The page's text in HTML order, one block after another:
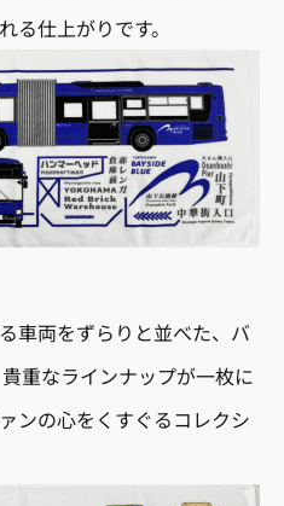
る仕上がりです。
車両をずらりと並べた、バ
重なラインナップが一枚に
ンの心をくすぐるコレクシ
す。